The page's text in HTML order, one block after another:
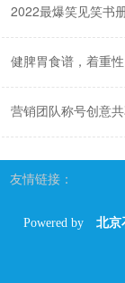
2022最爆笑见笑书
营销团队称号创意
友情链接：
Powered by 北京